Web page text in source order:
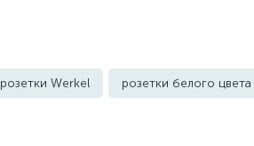
розетки Werkel розетки белого цвета